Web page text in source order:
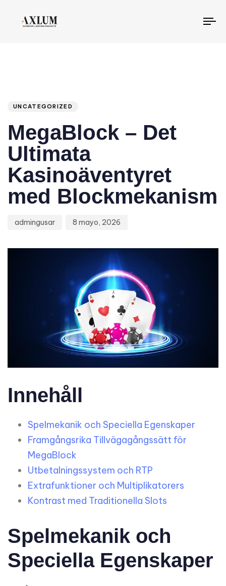
UNCATEGORIZED
MegaBlock – Det
Ultimata
Kasinoäventyret
med Blockmekanism
admingusar 8 mayo, 2026
Innehåll
Spelmekanik och Speciella Egenskaper
Framgångsrika Tillvägagångssätt för
MegaBlock
Utbetalningssystem och RTP
Extrafunktioner och Multiplikatorers
Kontrast med Traditionella Slots
Spelmekanik och
Speciella Egenskaper